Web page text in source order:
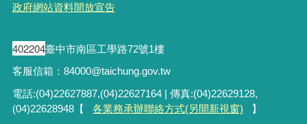
政府網站資料開放宣告
402204臺中市南區工學路72號1樓
客服信箱：84000@taichung.gov.tw
電話:(04)22627887,(04)22627164 | 傳真:(04)22629128,
(04)22628948【
各業務承辦聯絡方式(另開新視窗)
】